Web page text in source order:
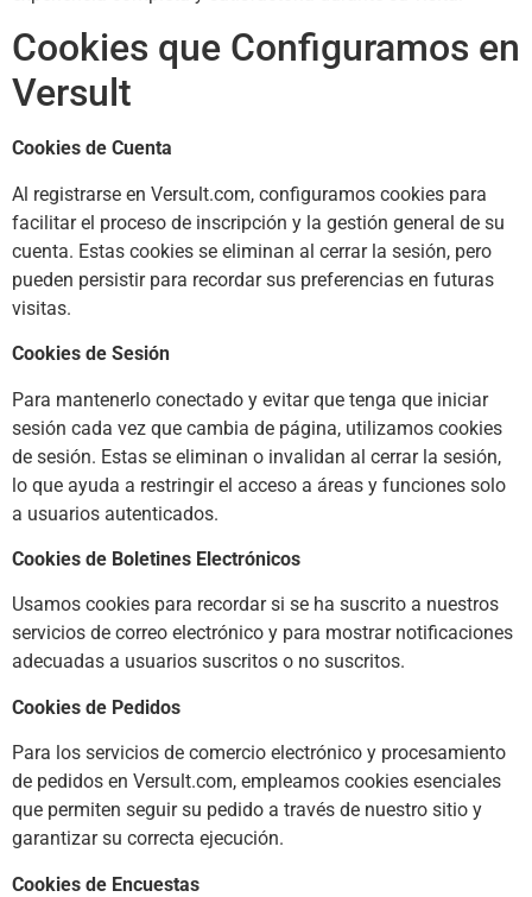
Cookies que Configuramos en
Versult
Cookies de Cuenta
Al registrarse en Versult.com, configuramos cookies para
facilitar el proceso de inscripción y la gestión general de su
cuenta. Estas cookies se eliminan al cerrar la sesión, pero
pueden persistir para recordar sus preferencias en futuras
visitas.
Cookies de Sesión
Para mantenerlo conectado y evitar que tenga que iniciar
sesión cada vez que cambia de página, utilizamos cookies
de sesión. Estas se eliminan o invalidan al cerrar la sesión,
lo que ayuda a restringir el acceso a áreas y funciones solo
a usuarios autenticados.
Cookies de Boletines Electrónicos
Usamos cookies para recordar si se ha suscrito a nuestros
servicios de correo electrónico y para mostrar notificaciones
adecuadas a usuarios suscritos o no suscritos.
Cookies de Pedidos
Para los servicios de comercio electrónico y procesamiento
de pedidos en Versult.com, empleamos cookies esenciales
que permiten seguir su pedido a través de nuestro sitio y
garantizar su correcta ejecución.
Cookies de Encuestas